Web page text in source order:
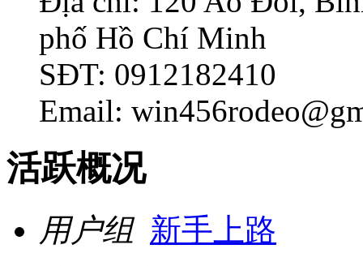
phố Hồ Chí Minh
SĐT: 0912182410
Email:
活跃概况
用户组 新手上路